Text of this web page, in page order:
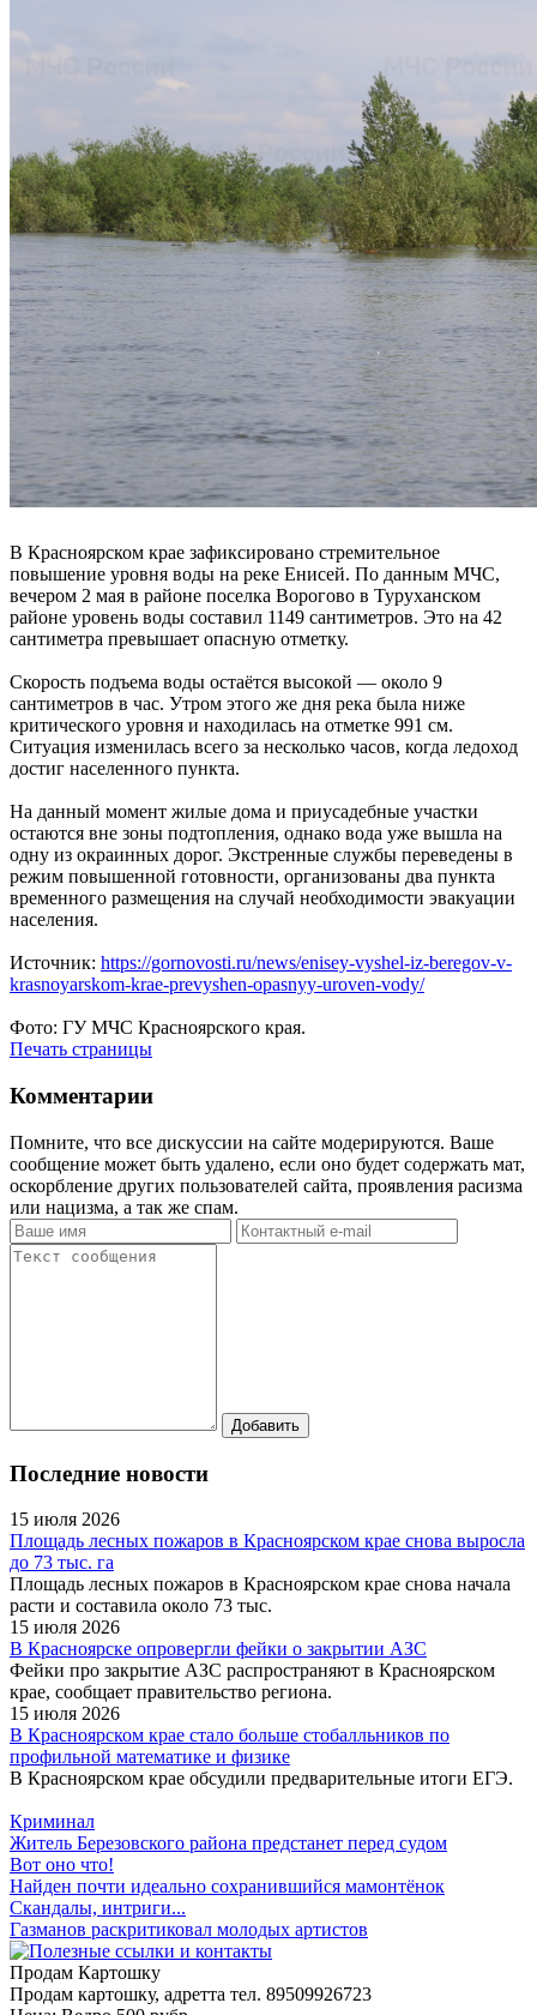
В Красноярском крае зафиксировано стремительное
повышение уровня воды на реке Енисей. По данным МЧС,
вечером 2 мая в районе поселка Ворогово в Туруханском
районе уровень воды составил 1149 сантиметров. Это на 42
сантиметра превышает опасную отметку.
Скорость подъема воды остаётся высокой — около 9
сантиметров в час. Утром этого же дня река была ниже
критического уровня и находилась на отметке 991 см.
Ситуация изменилась всего за несколько часов, когда ледоход
достиг населенного пункта.
На данный момент жилые дома и приусадебные участки
остаются вне зоны подтопления, однако вода уже вышла на
одну из окраинных дорог. Экстренные службы переведены в
режим повышенной готовности, организованы два пункта
временного размещения на случай необходимости эвакуации
населения.
Источник: https://gornovosti.ru/news/enisey-vyshel-iz-beregov-v-
krasnoyarskom-krae-prevyshen-opasnyy-uroven-vody/
Фото: ГУ МЧС Красноярского края.
Печать страницы
Комментарии
Помните, что все дискуссии на сайте модерируются. Ваше
сообщение может быть удалено, если оно будет содержать мат,
оскорбление других пользователей сайта, проявления расизма
или нацизма, а так же спам.
Последние новости
15 июля 2026
Площадь лесных пожаров в Красноярском крае снова выросла
до 73 тыс. га
Площадь лесных пожаров в Красноярском крае снова начала
расти и составила около 73 тыс.
15 июля 2026
В Красноярске опровергли фейки о закрытии АЗС
Фейки про закрытие АЗС распространяют в Красноярском
крае, сообщает правительство региона.
15 июля 2026
В Красноярском крае стало больше стобалльников по
профильной математике и физике
В Красноярском крае обсудили предварительные итоги ЕГЭ.
Криминал
Житель Березовского района предстанет перед судом
Вот оно что!
Найден почти идеально сохранившийся мамонтёнок
Скандалы, интриги...
Газманов раскритиковал молодых артистов
Продам Картошку
Продам картошку, адретта тел. 89509926723